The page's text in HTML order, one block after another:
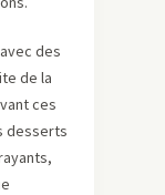
des
de la
ces
desserts